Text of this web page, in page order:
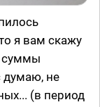
я вам скажу
суммы
думаю, не
(в период